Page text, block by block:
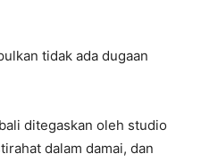
tidak ada dugaan
ditegaskan oleh studio
dalam damai, dan